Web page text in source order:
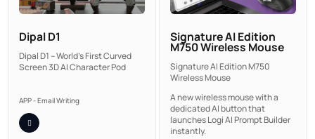
Dipal D1
Dipal D1 – World's First Curved
Screen 3D AI Character Pod
APP - Email Writing
Signature AI Edition
M750 Wireless Mouse
Signature AI Edition M750
Wireless Mouse
A new wireless mouse with a
dedicated AI button that
launches Logi AI Prompt Builder
instantly.